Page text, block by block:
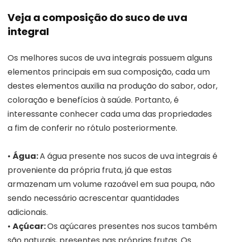
Veja a composição do suco de uva
integral
Os melhores sucos de uva integrais possuem alguns
elementos principais em sua composição, cada um
destes elementos auxilia na produção do sabor, odor,
coloração e benefícios à saúde. Portanto, é
interessante conhecer cada uma das propriedades
a fim de conferir no rótulo posteriormente.
• Água:A água presente nos sucos de uva integrais é
proveniente da própria fruta, já que estas
armazenam um volume razoável em sua poupa, não
sendo necessário acrescentar quantidades
adicionais.
• Açúcar:Os açúcares presentes nos sucos também